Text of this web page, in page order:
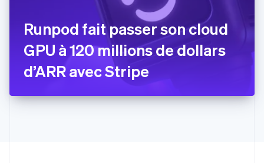
Runpod fait passer son cloud
GPU à 120 millions de dollars
d’ARR avec Stripe
English
Hongrie
English
Inde
English
English